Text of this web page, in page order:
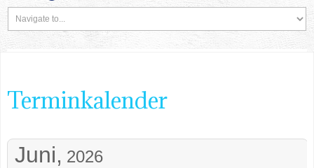
Terminkalender
Juni, 2026